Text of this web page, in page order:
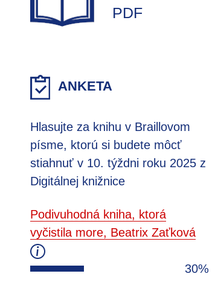
PDF
ANKETA
Hlasujte za knihu v Braillovom
písme, ktorú si budete môcť
stiahnuť v 10. týždni roku 2025 z
Digitálnej knižnice
Podivuhodná kniha, ktorá
vyčistila more, Beatrix Zaťková
30%